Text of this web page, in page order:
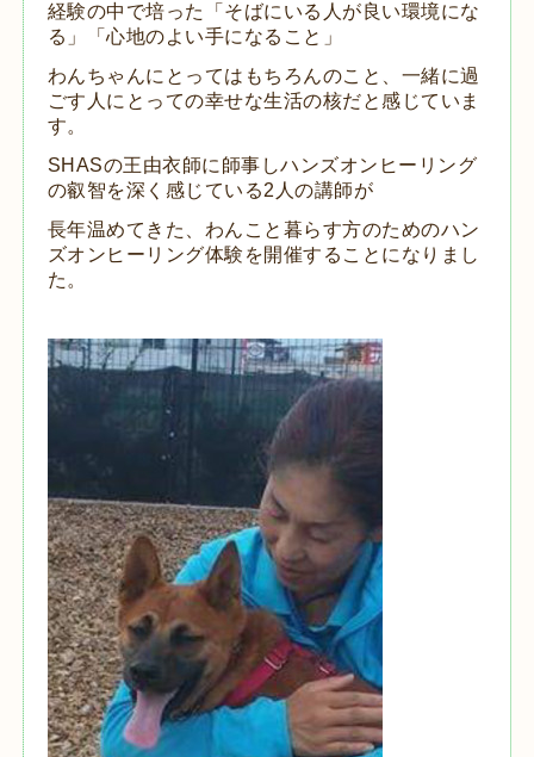
経験の中で培った「そばにいる人が良い環境にな
る」「心地のよい手になること」
わんちゃんにとってはもちろんのこと、一緒に過
ごす人にとっての幸せな生活の核だと感じていま
す。
SHASの王由衣師に師事しハンズオンヒーリング
の叡智を深く感じている2人の講師が
長年温めてきた、わんこと暮らす方のためのハン
ズオンヒーリング体験を開催することになりまし
た。